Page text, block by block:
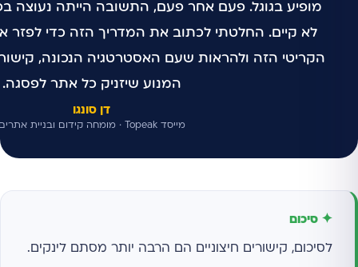
מופיע בגוגל. פעם אחר פעם, התשובה הייתה נעוצה
לא קיים. החלטתי לכתוב את המדריך הזה כדי לפזר
הקריטי הזה ולהראות שעם האסטרטגיה הנכונה,
המנוע שיזניק כל אתר לפסגה.
דן סונגו
מייסד Topeak · מומחה קידום ובניית אתרים
✦ סיכום
לסיכום, קישורים חיצוניים הם הרבה יותר מסתם לינקים.